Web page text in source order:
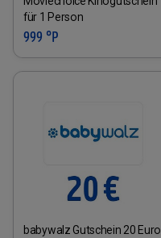
für 1 Person
999 °P
babywalz Gutschein 20 Euro